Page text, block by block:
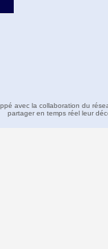
avec la collaboration du
partager en temps réel leur